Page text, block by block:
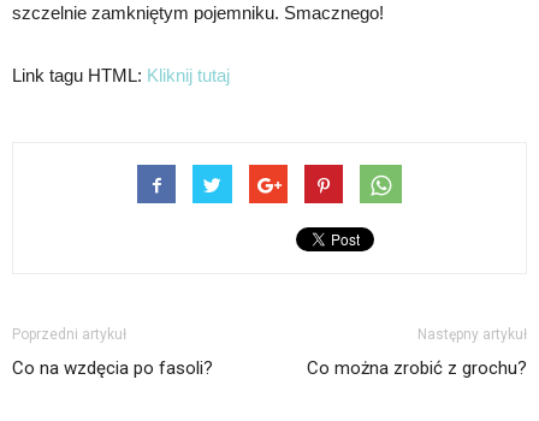
szczelnie zamkniętym pojemniku. Smacznego!
Link tagu HTML: Kliknij tutaj
Poprzedni artykuł
Co na wzdęcia po fasoli?
Następny artykuł
Co można zrobić z grochu?